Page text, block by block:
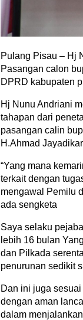
Pulang Pisau – Hj
Pasangan calon
DPRD kabupaten
Hj Nunu Andriani
tahapan dari
pasangan calin
H.Ahmad
“Yang mana
terkait dengan
mengawal Pemilu
ada sengketa
Saya selaku
lebih 16 bulan
dan Pilkada
penurunan sedikit
Dan ini juga
dengan aman
dalam